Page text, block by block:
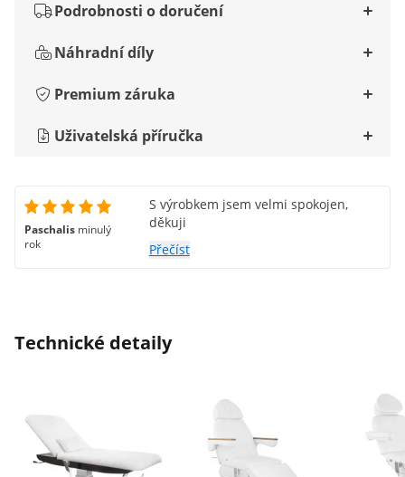
Podrobnosti o doručení
Náhradní díly
Premium záruka
Uživatelská příručka
Paschalis minulý
rok
S výrobkem jsem velmi spokojen,
děkuji
Přečíst
Technické detaily